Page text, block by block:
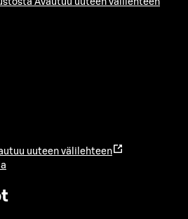
Avautuu uuteen välilehteen
uuteen välilehteen